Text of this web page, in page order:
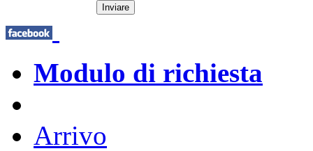
Modulo di richiesta
Arrivo